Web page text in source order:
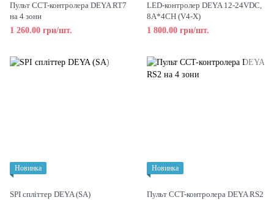
Пульт CCT-контролера DEYA RT7
на 4 зони
1 260.00 грн/шт.
LED-контролер DEYA 12-24VDC,
8A*4CH (V4-X)
1 800.00 грн/шт.
Новинка
SPI спліттер DEYA (SA)
Новинка
Пульт CCT-контролера DEYA RS2